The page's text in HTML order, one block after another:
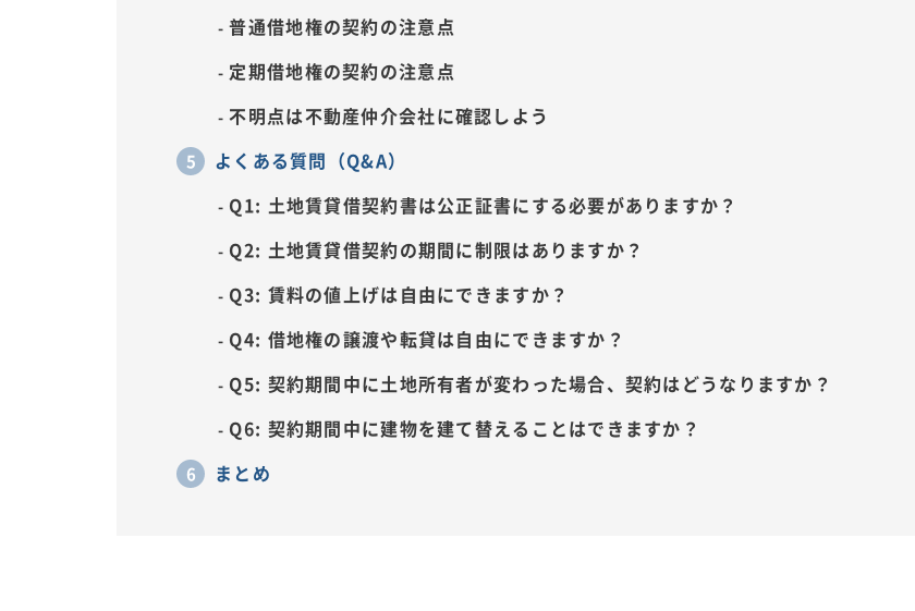
普通借地権の契約の注意点
定期借地権の契約の注意点
不明点は不動産仲介会社に確認しよう
よくある質問（Q&A）
Q1: 土地賃貸借契約書は公正証書にする必要がありますか？
Q2: 土地賃貸借契約の期間に制限はありますか？
Q3: 賃料の値上げは自由にできますか？
Q4: 借地権の譲渡や転貸は自由にできますか？
Q5: 契約期間中に土地所有者が変わった場合、契約はどうなりますか？
Q6: 契約期間中に建物を建て替えることはできますか？
まとめ